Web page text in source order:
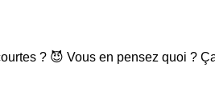
? 😈 Vous en pensez quoi ?